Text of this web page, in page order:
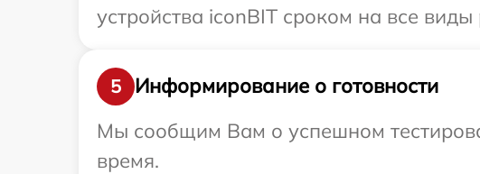
устройства iconBIT сроком на все виды
5
Информирование о готовности
Мы сообщим Вам о успешном
время.